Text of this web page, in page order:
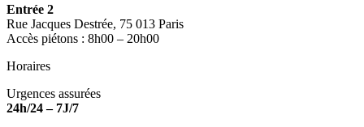
Entrée 2
Rue Jacques Destrée, 75 013 Paris
Accès piétons : 8h00 – 20h00
Horaires
Urgences assurées
24h/24 – 7J/7